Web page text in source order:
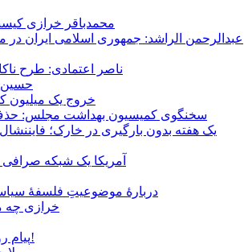
محمدباقر خرازی
عبدالرحمن الراشد: جمهوری اسلامی ایران
ناصر اعتمادی: طرح
حسین
خروج یک میلیون کارگر
سخنگوی کمیسیون بهداشت مجلس: حذف ارز دارو می‌تواند ۱۴۰۶ را به
یک هفته بدون بارگیری در خارک؛
آمریکا یک شبکه صرافی
دربارهٔ موضوعیتِ فلسفهٔ
خرازی چه
پیام روشن پزشکیان در گفت‌و‌گوی تصویری با مرد نامرئی: من هستم!